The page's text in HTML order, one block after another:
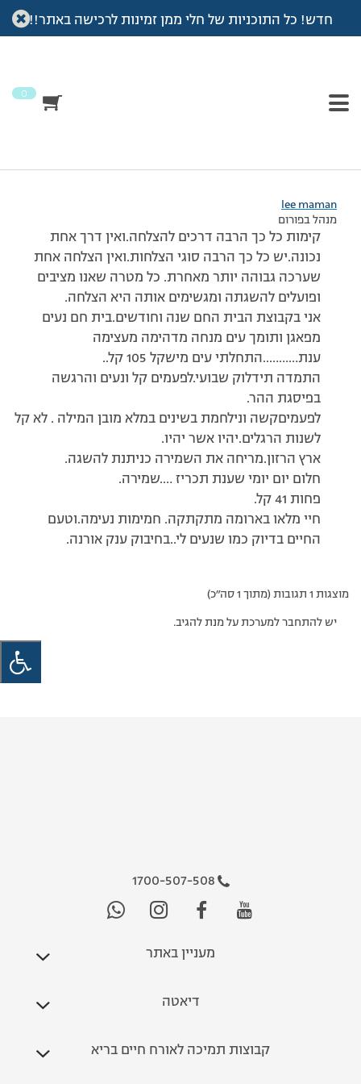
חדש! כל התוכניות של חלי ממן זמינות לרכישה באתר!!
0
עמוד הבית >דיונים>פורום >הצלחה ערכית היא הבסיס ליצירת כל דבר
מוצגות 1 תגובות (מתוך 1 סה״כ)
lee maman
מנהל בפורום
קימות כל כך הרבה דרכים להצלחה.ואין דרך אחת
נכונה.יש כל כך הרבה סוגי הצלחות.ואין הצלחה אחת
שערכה גבוהה יותר מאחרת. כל מטרה שאנו מציבים
ופועלים להשגתה ומגשימים אותה היא הצלחה.
אני בקבוצת הבית החם שנה וחודשים.בית חם נעים
מפאגן ותומך עים מנחה מדהימה מעצימה
ענת………..התחלתי עים מישקל 105 קל..
התמדה תידלוק שבועי.לפעמים קל ונעים והרגשה
בפיסגת ההר.
לפעמיםקשה ונילחמת בשינים במלא מובן המילה . לא קל
לשנות הרגלים.יהיו אשר יהיו.
ארץ הרזון.מריחה את השמירה כניתנת להשגה.
חלום יום יומי שענת תכריז ….שמירה.
פחות 41 קל.
חיי מלאו בארומה מתקתקה. חמימות נעימה.וטעם
החיים בדיוק כמו שנעים לי..בחיבוק ענק אורנה.
מוצגות 1 תגובות (מתוך 1 סה״כ)
יש להתחבר למערכת על מנת להגיב.
1700-507-508
מעניין באתר
דיאטה
קבוצות תמיכה לאורח חיים בריא